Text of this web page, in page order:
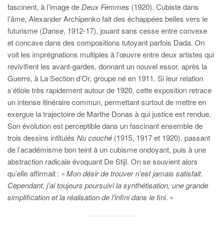
fascinent, à l’image de Deux Femmes (1920). Cubiste dans
l’âme, Alexander Archipenko fait des échappées belles vers le
futurisme (Danse, 1912-17), jouant sans cesse entre convexe
et concave dans des compositions tutoyant parfois Dada. On
voit les imprégnations multiples à l’œuvre entre deux artistes qui
revivifient les avant-gardes, donnant un nouvel essor, après la
Guerre, à La Section d’Or, groupe né en 1911. Si leur relation
s’étiole très rapidement autour de 1920, cette exposition retrace
un intense itinéraire commun, permettant surtout de mettre en
exergue la trajectoire de Marthe Donas à qui justice est rendue.
Son évolution est perceptible dans un fascinant ensemble de
trois dessins intitulés Nu couché (1915, 1917 et 1920), passant
de l’académisme bon teint à un cubisme ondoyant, puis à une
abstraction radicale évoquant De Stijl. On se souvient alors
qu’elle affirmait : «Mon désir de trouver n’est jamais satisfait.
Cependant, j’ai toujours poursuivi la synthétisation, une grande
simplification et la réalisation de l’infini dans le fini. »